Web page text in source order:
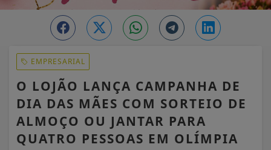
EMPRESARIAL
O LOJÃO LANÇA CAMPANHA DE
DIA DAS MÃES COM SORTEIO DE
ALMOÇO OU JANTAR PARA
QUATRO PESSOAS EM OLÍMPIA